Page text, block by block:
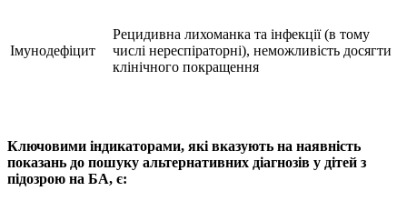
Імунодефіцит
Рецидивна лихоманка та інфекції (в тому
числі нереспіраторні), неможливість досягти
клінічного покращення
Ключовими індикаторами, які вказують на наявність
показань до пошуку альтернативних діагнозів у дітей з
підозрою на БА, є: